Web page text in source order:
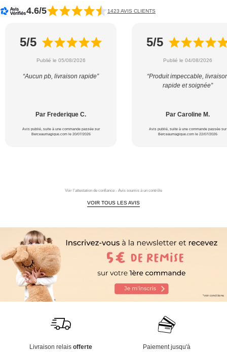
4.6/5 1423 AVIS CLIENTS
5/5
Publié le 05/08/2026
“Aucun pb, livraison rapide”
Par Frederique C.
Avis publié, suite à une commande passée sur
Berceaumagique.com le 20/07/2026
5/5
Publié le 04/08/2026
“Produit impeccable,
rapide et soignée”
Par Caroline M.
Avis publié, suite à une commande passée sur
Berceaumagique.com le 22/07/2026
Voir l'attestation de confiance - Avis soumis à un contrôle
VOIR TOUS LES AVIS
Livraison relais offerte
Paiement jusqu'à